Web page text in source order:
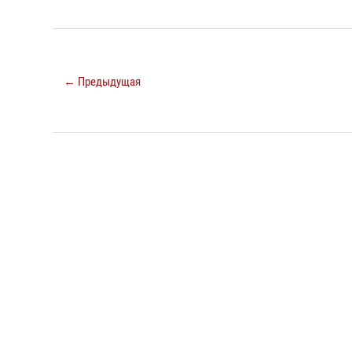
← Предыдущая